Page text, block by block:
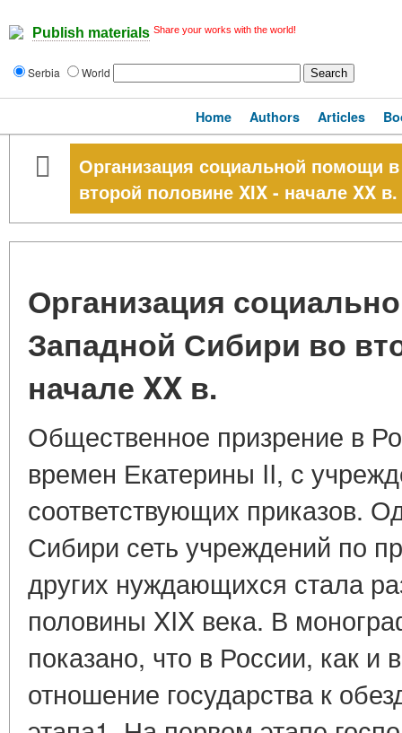
Publish materials Share your works with the world!
Serbia World
Home Authors Articles
Организация социальной помощи
второй половине XIX - начале XX в.
Организация
Западной Сибири во
начале XX в.
Общественное призрение в
времен Екатерины II, с
соответствующих приказов.
Сибири сеть учреждений по
других нуждающихся стала
половины XIX века. В
показано, что в России, как и
отношение государства к